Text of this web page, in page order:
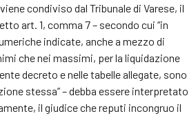
condiviso dal Tribunale di Varese, il
art. 1, comma 7 – secondo cui “in
indicate, anche a mezzo di
che nei massimi, per la liquidazione
decreto e nelle tabelle allegate, sono
stessa” – debba essere interpretato
il giudice che reputi incongruo il